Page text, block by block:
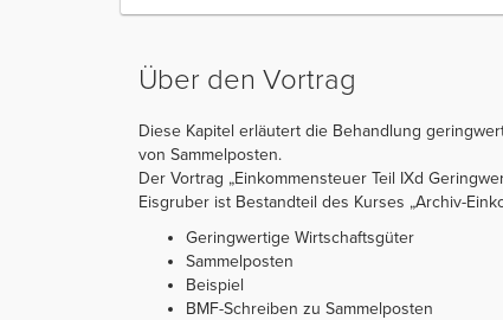
Über den Vortrag
Diese Kapitel erläutert die Behandlung
von Sammelposten.
Der Vortrag „Einkommensteuer Teil IXd
Eisgruber ist Bestandteil des Kurses „Archiv-
Geringwertige Wirtschaftsgüter
Sammelposten
Beispiel
BMF-Schreiben zu Sammelposten